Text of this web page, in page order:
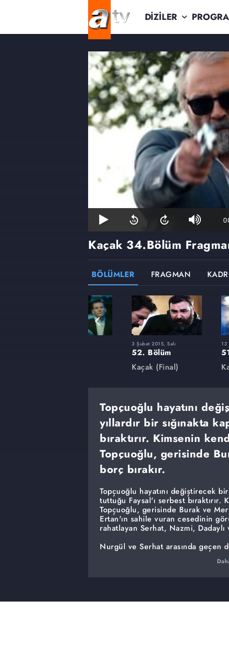
DİZİLER
Kaçak 34.Bölüm
BÖLÜMLER FRAGMAN
3 Şubat 2015, Salı
52. Bölüm
Kaçak (Final)
13
Topçuoğlu hayatını
yıllardır bir sığınakta
bıraktırır. Kimsenin
Topçuoğlu, gerisinde
borç bırakır.
Topçuoğlu hayatını değiştirecek
tuttuğu Faysal'ı serbest bıraktırır.
Topçuoğlu, gerisinde Burak ve
Ertan'ın sahile vuran cesedinin
rahatlayan Serhat, Nazmi,
Nurgül ve Serhat arasında geçen
açacakken Merve'nin Nurgül'e
Ertan'ın ölümündeki gizli gerçek